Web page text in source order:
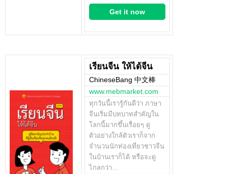
Get it now
เรียนจีน ให้ได้จีน
ChineseBang 中文棒
www.mebmarket.com
ทุกวันนี้เรารู้กันดีว่า ภาษา
จีนเริ่มมีบทบาทสำคัญใน
โลกนี้มากขึ้นเรื่อยๆ ดู
ตัวอย่างใกล้ตัวเราก็จาก
จำนวนนักท่องเที่ยวชาวจีน
ในบ้านเราก็ได้ หรือจะดู
ไกลกว่า…